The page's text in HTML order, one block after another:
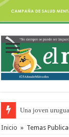
Una joven
IA e Industria:
Inicio » Temas